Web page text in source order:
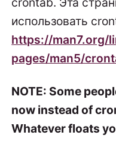
использовать
https://man7.org/
pages/man5/
NOTE: Some
now instead of
Whatever floats